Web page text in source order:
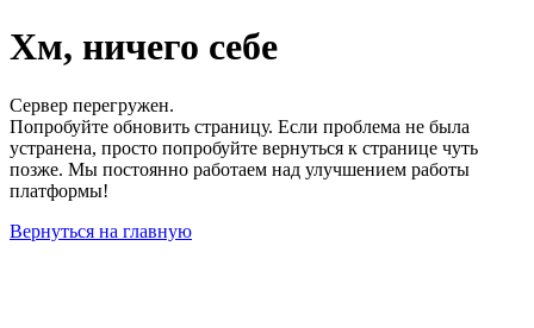
Хм, ничего себе
Сервер перегружен.
Попробуйте обновить страницу. Если проблема не была
устранена, просто попробуйте вернуться к странице чуть
позже. Мы постоянно работаем над улучшением работы
платформы!
Вернуться на главную